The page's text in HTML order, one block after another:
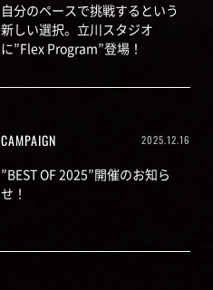
自分のペースで挑戦するという
新しい選択。立川スタジオ
に”Flex Program”登場！
CAMPAIGN 2025.12.16
”BEST OF 2025”開催のお知ら
せ！